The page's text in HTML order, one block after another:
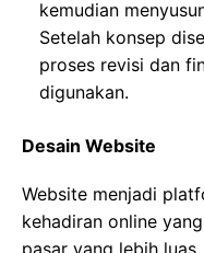
kemudian
Setelah konsep
proses revisi dan
digunakan.
Desain Website
Website menjadi
kehadiran online
pasar yang lebih